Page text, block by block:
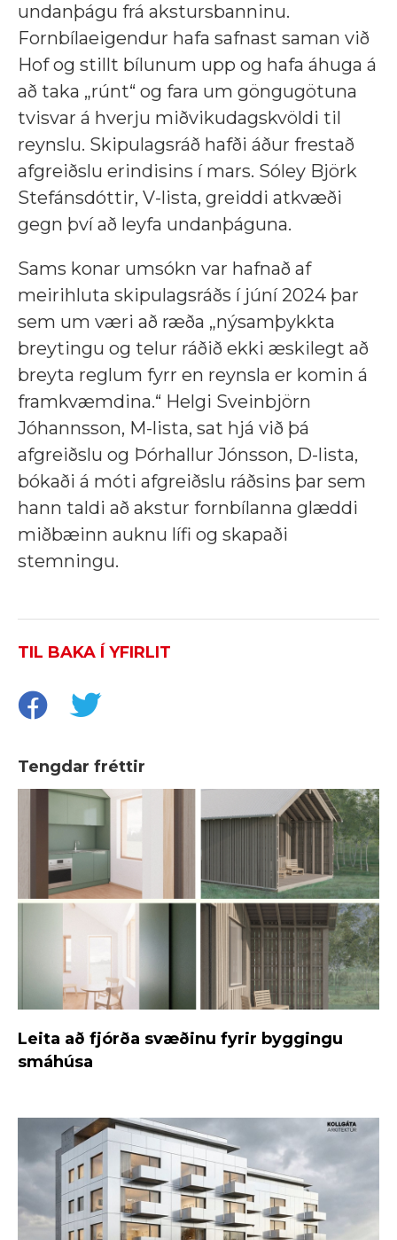
undanþágu frá akstursbanninu.
Fornbílaeigendur hafa safnast saman við
Hof og stillt bílunum upp og hafa áhuga á
að taka „rúnt“ og fara um göngugötuna
tvisvar á hverju miðvikudagskvöldi til
reynslu. Skipulagsráð hafði áður frestað
afgreiðslu erindisins í mars. Sóley Björk
Stefánsdóttir, V-lista, greiddi atkvæði
gegn því að leyfa undanþáguna.
Sams konar umsókn var hafnað af
meirihluta skipulagsráðs í júní 2024 þar
sem um væri að ræða „nýsamþykkta
breytingu og telur ráðið ekki æskilegt að
breyta reglum fyrr en reynsla er komin á
framkvæmdina.“ Helgi Sveinbjörn
Jóhannsson, M-lista, sat hjá við þá
afgreiðslu og Þórhallur Jónsson, D-lista,
bókaði á móti afgreiðslu ráðsins þar sem
hann taldi að akstur fornbílanna glæddi
miðbæinn auknu lífi og skapaði
stemningu.
TIL BAKA Í YFIRLIT
Tengdar fréttir
Leita að fjórða svæðinu fyrir byggingu
smáhúsa